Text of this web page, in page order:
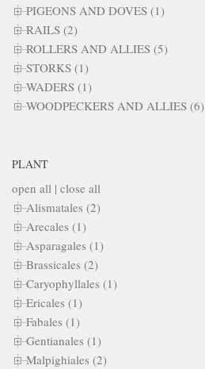
PIGEONS AND DOVES (1)
RAILS (2)
ROLLERS AND ALLIES (5)
STORKS (1)
WADERS (1)
WOODPECKERS AND ALLIES (6)
PLANT
open all | close all
Alismatales (2)
Arecales (1)
Asparagales (1)
Brassicales (2)
Caryophyllales (1)
Ericales (1)
Fabales (1)
Gentianales (1)
Malpighiales (2)